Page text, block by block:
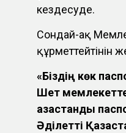
кездесуде.
Сондай-ақ
құрметтейтінін
«Біздің көк
Шет
қазақстандық
Әділетті